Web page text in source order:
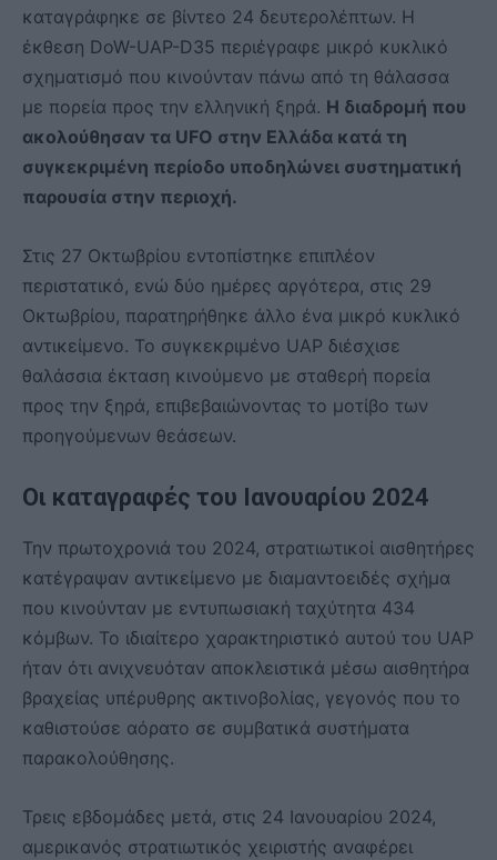
καταγράφηκε σε βίντεο 24 δευτερολέπτων. Η
έκθεση DoW-UAP-D35 περιέγραφε μικρό κυκλικό
σχηματισμό που κινούνταν πάνω από τη θάλασσα
με πορεία προς την ελληνική ξηρά. Η διαδρομή που
ακολούθησαν τα UFO στην Ελλάδα κατά τη
συγκεκριμένη περίοδο υποδηλώνει συστηματική
παρουσία στην περιοχή.
Στις 27 Οκτωβρίου εντοπίστηκε επιπλέον
περιστατικό, ενώ δύο ημέρες αργότερα, στις 29
Οκτωβρίου, παρατηρήθηκε άλλο ένα μικρό κυκλικό
αντικείμενο. Το συγκεκριμένο UAP διέσχισε
θαλάσσια έκταση κινούμενο με σταθερή πορεία
προς την ξηρά, επιβεβαιώνοντας το μοτίβο των
προηγούμενων θεάσεων.
Οι καταγραφές του Ιανουαρίου 2024
Την πρωτοχρονιά του 2024, στρατιωτικοί αισθητήρες
κατέγραψαν αντικείμενο με διαμαντοειδές σχήμα
που κινούνταν με εντυπωσιακή ταχύτητα 434
κόμβων. Το ιδιαίτερο χαρακτηριστικό αυτού του UAP
ήταν ότι ανιχνευόταν αποκλειστικά μέσω αισθητήρα
βραχείας υπέρυθρης ακτινοβολίας, γεγονός που το
καθιστούσε αόρατο σε συμβατικά συστήματα
παρακολούθησης.
Τρεις εβδομάδες μετά, στις 24 Ιανουαρίου 2024,
αμερικανός στρατιωτικός χειριστής αναφέρει